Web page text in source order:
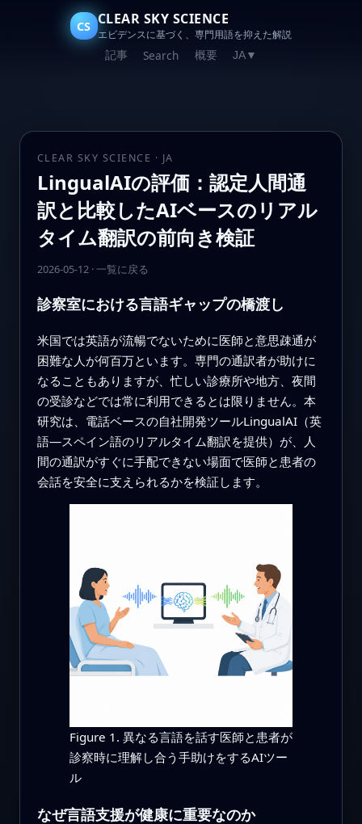
CS CLEAR SKY SCIENCE
エビデンスに基づく、専門用語を抑えた解説
記事 Search 概要 JA▼
CLEAR SKY SCIENCE · JA
LingualAIの評価：認定人間通
訳と比較したAIベースのリアル
タイム翻訳の前向き検証
2026-05-12· 一覧に戻る
診察室における言語ギャップの橋渡し
米国では英語が流暢でないために医師と意思疎通が
困難な人が何百万といます。専門の通訳者が助けに
なることもありますが、忙しい診療所や地方、夜間
の受診などでは常に利用できるとは限りません。本
研究は、電話ベースの自社開発ツールLingualAI（英
語—スペイン語のリアルタイム翻訳を提供）が、人
間の通訳がすぐに手配できない場面で医師と患者の
会話を安全に支えられるかを検証します。
Figure 1. 異なる言語を話す医師と患者が
診察時に理解し合う手助けをするAIツー
ル
なぜ言語支援が健康に重要なのか